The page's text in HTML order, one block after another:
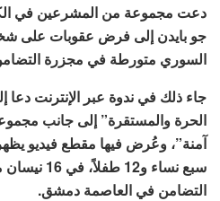
دعت مجموعة من المشرعين في
جو بايدن إلى فرض عقوبات على
السوري متورطة في مجزرة
جاء ذلك في ندوة عبر الإنترنت دعا
الحرة والمستقرة” إلى جانب
التضامن في العاصمة دمشق.